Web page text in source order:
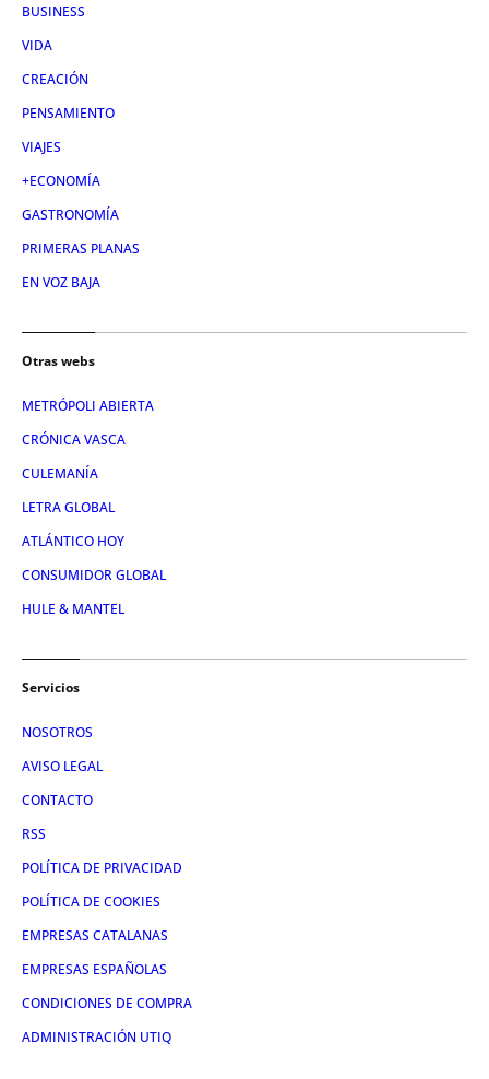
BUSINESS
VIDA
CREACIÓN
PENSAMIENTO
VIAJES
+ECONOMÍA
GASTRONOMÍA
PRIMERAS PLANAS
EN VOZ BAJA
Otras webs
METRÓPOLI ABIERTA
CRÓNICA VASCA
CULEMANÍA
LETRA GLOBAL
ATLÁNTICO HOY
CONSUMIDOR GLOBAL
HULE & MANTEL
Servicios
NOSOTROS
AVISO LEGAL
CONTACTO
RSS
POLÍTICA DE PRIVACIDAD
POLÍTICA DE COOKIES
EMPRESAS CATALANAS
EMPRESAS ESPAÑOLAS
CONDICIONES DE COMPRA
ADMINISTRACIÓN UTIQ